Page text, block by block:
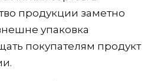
продукции заметно
упаковка
покупателям продукт